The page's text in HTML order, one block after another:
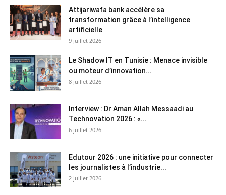
Attijariwafa bank accélère sa
transformation grâce à l’intelligence
artificielle
9 juillet 2026
Le Shadow IT en Tunisie : Menace invisible
ou moteur d’innovation...
8 juillet 2026
Interview : Dr Aman Allah Messaadi au
Technovation 2026 : «...
6 juillet 2026
Edutour 2026 : une initiative pour connecter
les journalistes à l’industrie...
2 juillet 2026